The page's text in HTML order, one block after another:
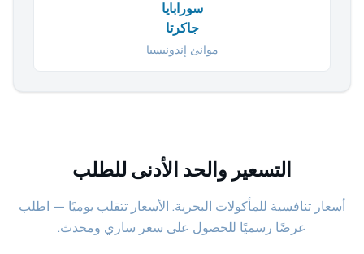
سورابايا
جاكرتا
موانئ إندونيسيا
التسعير والحد الأدنى للطلب
أسعار تنافسية للمأكولات البحرية. الأسعار تتقلب يوميًا — اطلب
عرضًا رسميًا للحصول على سعر ساري ومحدث.